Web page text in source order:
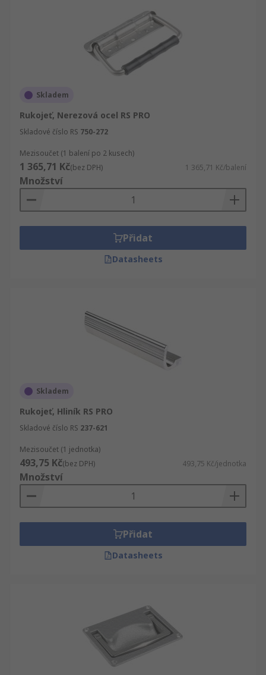
Skladem
Rukojeť, Nerezová ocel RS PRO
Skladové číslo RS 750-272
Mezisoučet (1 balení po 2 kusech)
1 365,71 Kč(bez DPH) 1 365,71 Kč/balení
Množství
Přidat
Datasheets
Skladem
Rukojeť, Hliník RS PRO
Skladové číslo RS 237-621
Mezisoučet (1 jednotka)
493,75 Kč(bez DPH) 493,75 Kč/jednotka
Množství
Přidat
Datasheets